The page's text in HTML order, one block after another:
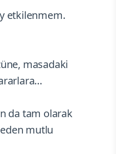
etkilenmem.
masadaki
da tam olarak
mutlu